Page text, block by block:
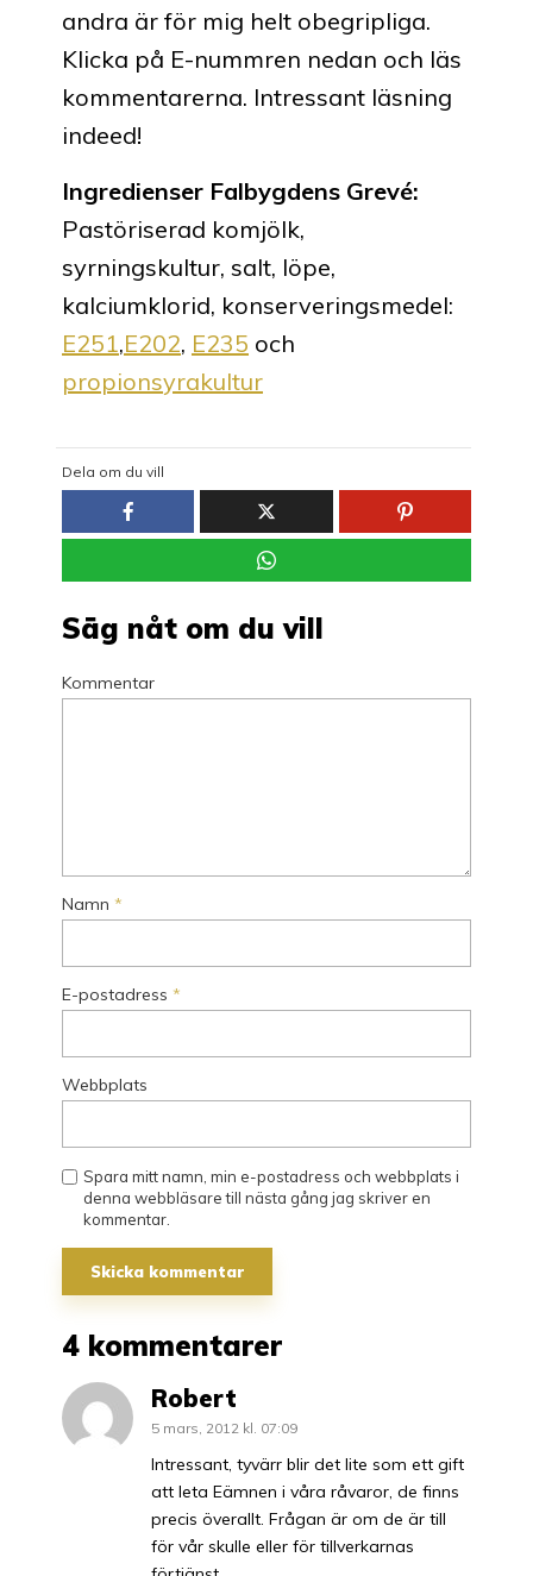
andra är för mig helt obegripliga.
Klicka på E-nummren nedan och läs
kommentarerna. Intressant läsning
indeed!
Ingredienser Falbygdens Grevé:
Pastöriserad komjölk,
syrningskultur, salt, löpe,
kalciumklorid, konserveringsmedel:
E251,E202, E235 och
propionsyrakultur
Dela om du vill
Säg nåt om du vill
Kommentar
Namn *
E-postadress *
Webbplats
Spara mitt namn, min e-postadress och webbplats i
denna webbläsare till nästa gång jag skriver en
kommentar.
4 kommentarer
Robert
5 mars, 2012 kl. 07:09
Intressant, tyvärr blir det lite som ett gift
att leta Eämnen i våra råvaror, de finns
precis överallt. Frågan är om de är till
för vår skulle eller för tillverkarnas